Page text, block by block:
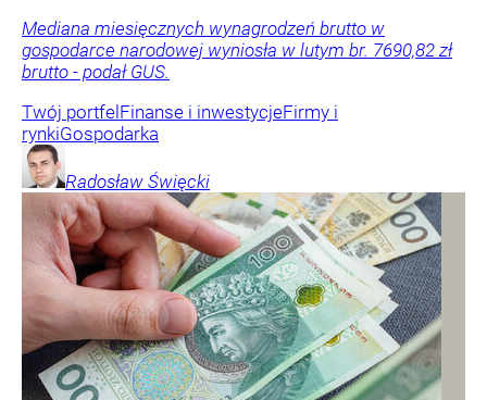
Mediana miesięcznych wynagrodzeń brutto w
gospodarce narodowej wyniosła w lutym br. 7690,82 zł
brutto - podał GUS.
Twój portfelFinanse i inwestycjeFirmy i
rynkiGospodarka
Radosław Święcki